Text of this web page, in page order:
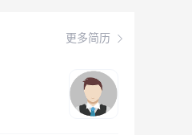
更多简历